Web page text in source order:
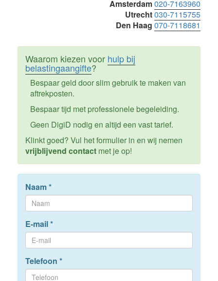
Amsterdam020-7163960
Utrecht030-7115755
Den Haag 070-7118681
Waarom kiezen voor hulp bij
belastingaangifte?
Bespaar geld door slim gebruik te maken van
aftrekposten.
Bespaar tijd met professionele begeleiding.
Geen DigiD nodig en altijd een vast tarief.
Klinkt goed? Vul het formulier in en wij nemen
vrijblijvend contactmet je op!
Naam*
E-mail*
Telefoon *